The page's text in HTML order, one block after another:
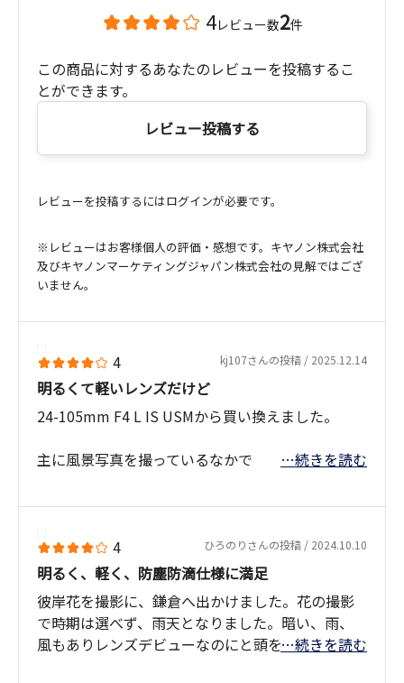
4レビュー数2件
この商品に対するあなたのレビューを投稿するこ
とができます。
レビュー投稿する
レビューを投稿するにはログインが必要です。
※レビューはお客様個人の評価・感想です。キヤノン株式会社
及びキヤノンマーケティングジャパン株式会社の見解ではござ
いません。
明るくて軽いレンズだけど
24-105mm F4 L IS USMから買い換えました。
主に風景写真を撮っているなかで
いレンズだと思いますが
らない )
します、でも目的地に着いてからは
徒歩で周辺を巡り写真を撮ることになるかと思い
ます。
…続きを読む
4 kj107さんの投稿 / 2025.12.14
明るく、軽く、防塵防滴仕様に満足
彼岸花を撮影に、鎌倉へ出かけました。花の撮影
で時期は選べず、雨天となりました。暗い、雨、
風もありレンズデビューなのにと頭をかすめまし
…続きを読む
4 ひろのりさんの投稿 / 2024.10.10